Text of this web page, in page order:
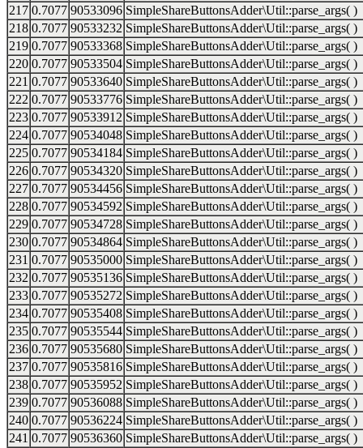
217 0.7077 90533096 SimpleShareButtonsAdder\Util::parse_args( )
218 0.7077 90533232 SimpleShareButtonsAdder\Util::parse_args( )
219 0.7077 90533368 SimpleShareButtonsAdder\Util::parse_args( )
220 0.7077 90533504 SimpleShareButtonsAdder\Util::parse_args( )
221 0.7077 90533640 SimpleShareButtonsAdder\Util::parse_args( )
222 0.7077 90533776 SimpleShareButtonsAdder\Util::parse_args( )
223 0.7077 90533912 SimpleShareButtonsAdder\Util::parse_args( )
224 0.7077 90534048 SimpleShareButtonsAdder\Util::parse_args( )
225 0.7077 90534184 SimpleShareButtonsAdder\Util::parse_args( )
226 0.7077 90534320 SimpleShareButtonsAdder\Util::parse_args( )
227 0.7077 90534456 SimpleShareButtonsAdder\Util::parse_args( )
228 0.7077 90534592 SimpleShareButtonsAdder\Util::parse_args( )
229 0.7077 90534728 SimpleShareButtonsAdder\Util::parse_args( )
230 0.7077 90534864 SimpleShareButtonsAdder\Util::parse_args( )
231 0.7077 90535000 SimpleShareButtonsAdder\Util::parse_args( )
232 0.7077 90535136 SimpleShareButtonsAdder\Util::parse_args( )
233 0.7077 90535272 SimpleShareButtonsAdder\Util::parse_args( )
234 0.7077 90535408 SimpleShareButtonsAdder\Util::parse_args( )
235 0.7077 90535544 SimpleShareButtonsAdder\Util::parse_args( )
236 0.7077 90535680 SimpleShareButtonsAdder\Util::parse_args( )
237 0.7077 90535816 SimpleShareButtonsAdder\Util::parse_args( )
238 0.7077 90535952 SimpleShareButtonsAdder\Util::parse_args( )
239 0.7077 90536088 SimpleShareButtonsAdder\Util::parse_args( )
240 0.7077 90536224 SimpleShareButtonsAdder\Util::parse_args( )
241 0.7077 90536360 SimpleShareButtonsAdder\Util::parse_args( )